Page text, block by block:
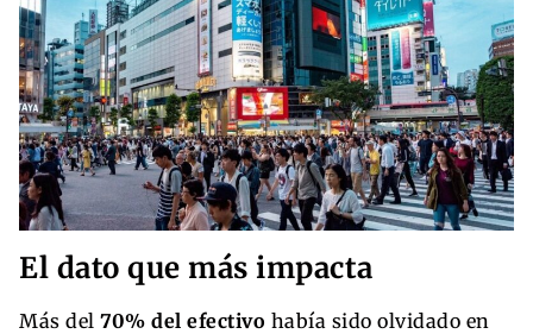
El dato que más impacta
Más del 70% del efectivo había sido olvidado en